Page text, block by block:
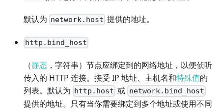
默认为 network.host 提供的地址。
http.bind_host
（静态 ，字符串）节点应绑定到的网络地址，以便侦听
传入的 HTTP 连接。接受 IP 地址、主机名和特殊值的
列表。默认为 http.host 或 network.bind_host
提供的地址。只有当你需要绑定到多个地址或使用不同